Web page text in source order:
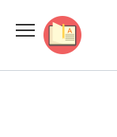
содержанию